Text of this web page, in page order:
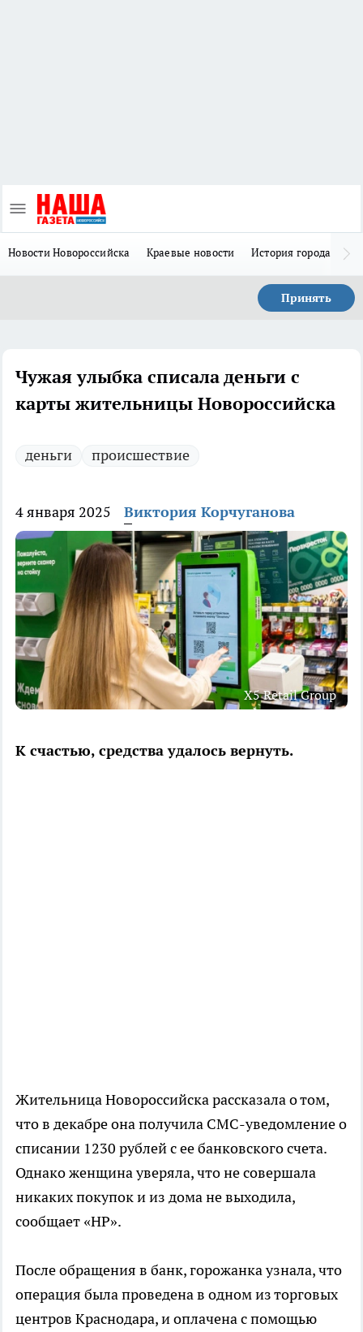
Новости Новороссийска Краевые новости История города Н
Принять
Чужая улыбка списала деньги с
карты жительницы Новороссийска
деньги происшествие
4 января 2025 Виктория Корчуганова
X5 Retail Group
К счастью, средства удалось вернуть.
Жительница Новороссийска рассказала о том,
что в декабре она получила СМС-уведомление о
списании 1230 рублей с ее банковского счета.
Однако женщина уверяла, что не совершала
никаких покупок и из дома не выходила,
сообщает «НР».
После обращения в банк, горожанка узнала, что
операция была проведена в одном из торговых
центров Краснодара, и оплачена с помощью